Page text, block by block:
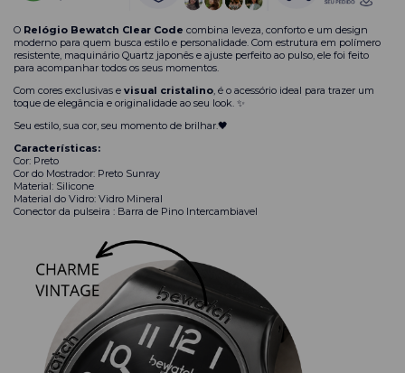
O Relógio Bewatch Clear Code combina leveza, conforto e um design
moderno para quem busca estilo e personalidade. Com estrutura em polímero
resistente, maquinário Quartz japonês e ajuste perfeito ao pulso, ele foi feito
para acompanhar todos os seus momentos.
Com cores exclusivas e visual cristalino, é o acessório ideal para trazer um
toque de elegância e originalidade ao seu look. ✨
Seu estilo, sua cor, seu momento de brilhar.🖤
Características:
Cor: Preto
Cor do Mostrador: Preto Sunray
Material: Silicone
Material do Vidro: Vidro Mineral
Conector da pulseira : Barra de Pino Intercambiavel